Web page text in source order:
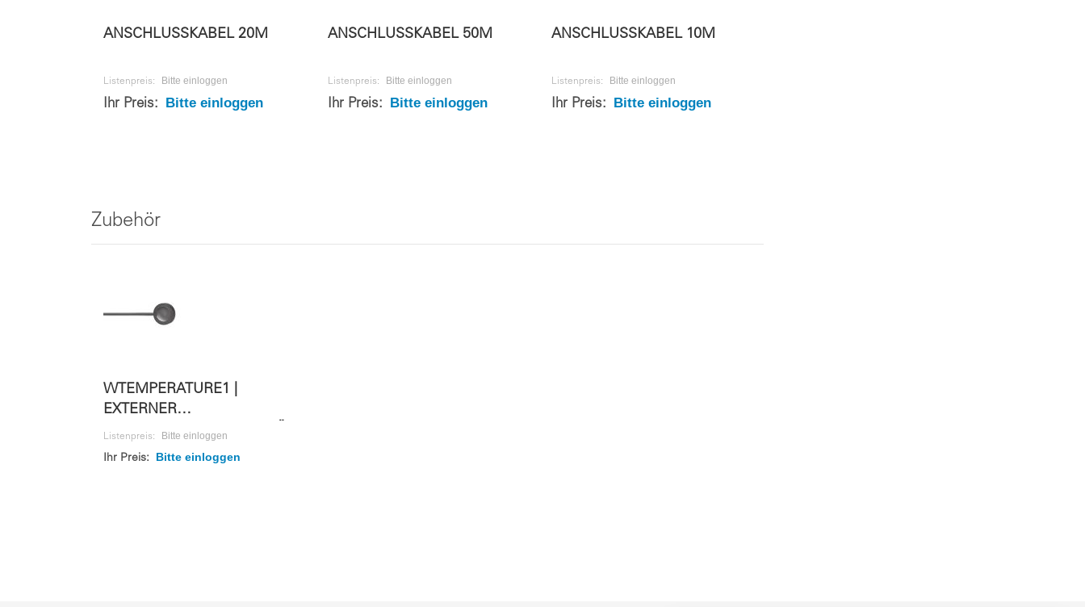
ANSCHLUSSKABEL 20M
Listenpreis: Bitte einloggen
Ihr Preis: Bitte einloggen
ANSCHLUSSKABEL 50M
Listenpreis: Bitte einloggen
Ihr Preis: Bitte einloggen
ANSCHLUSSKABEL 10M
Listenpreis: Bitte einloggen
Ihr Preis: Bitte einloggen
Zubehör
WTEMPERATURE1 |
EXTERNER
TEMPARATURSENSOR | FÜR
WS 10M
Listenpreis: Bitte einloggen
Ihr Preis: Bitte einloggen